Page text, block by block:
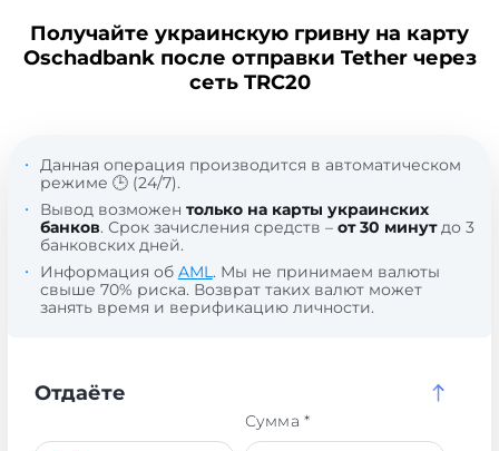
Получайте украинскую гривну на карту
Oschadbank после отправки Tether через
сеть TRC20
Данная операция производится в автоматическом
режиме 🕒 (24/7).
Вывод возможен только на карты украинских
банков. Срок зачисления средств – от 30 минутдо 3
банковских дней.
Информация об AML. Мы не принимаем валюты
свыше 70% риска. Возврат таких валют может
занять время и верификацию личности.
Отдаёте
Сумма *